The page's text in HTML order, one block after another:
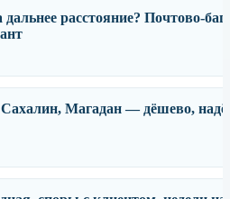
расстояние? Почтово-
Сахалин, Магадан — дёшево,